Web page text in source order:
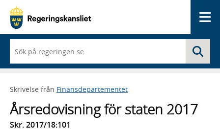
du
börjar
skriva
framträder
en
lista
med
sökförslag
Skrivelse från Finansdepartementet
Årsredovisning för staten 2017
Skr. 2017/18:101